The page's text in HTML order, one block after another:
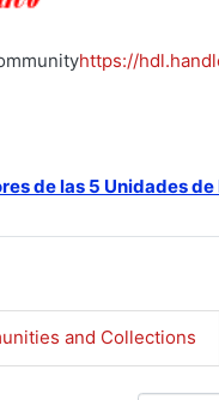
https://
de las 5 Unidades
and Collections